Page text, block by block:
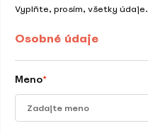
Vyplňte, prosím, všetky údaje.
Osobné údaje
Meno*